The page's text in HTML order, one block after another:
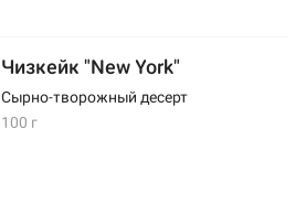
Чизкейк "New York"
Сырно-творожный десерт
100 г